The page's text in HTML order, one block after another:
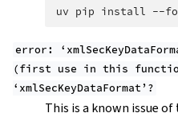
uv pip install --
error:
(first use in this
‘xmlSecKeyDataFormat’?
This is a known issue